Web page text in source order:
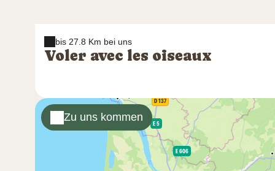
bis 27.8 Km bei uns
Voler avec les oiseaux
Zu uns kommen